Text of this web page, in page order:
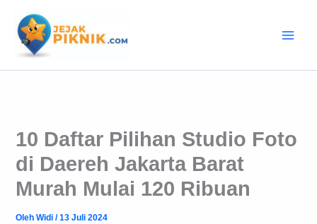
konten
10 Daftar Pilihan Studio Foto
di Daereh Jakarta Barat
Murah Mulai 120 Ribuan
OlehWidi/13 Juli 2024